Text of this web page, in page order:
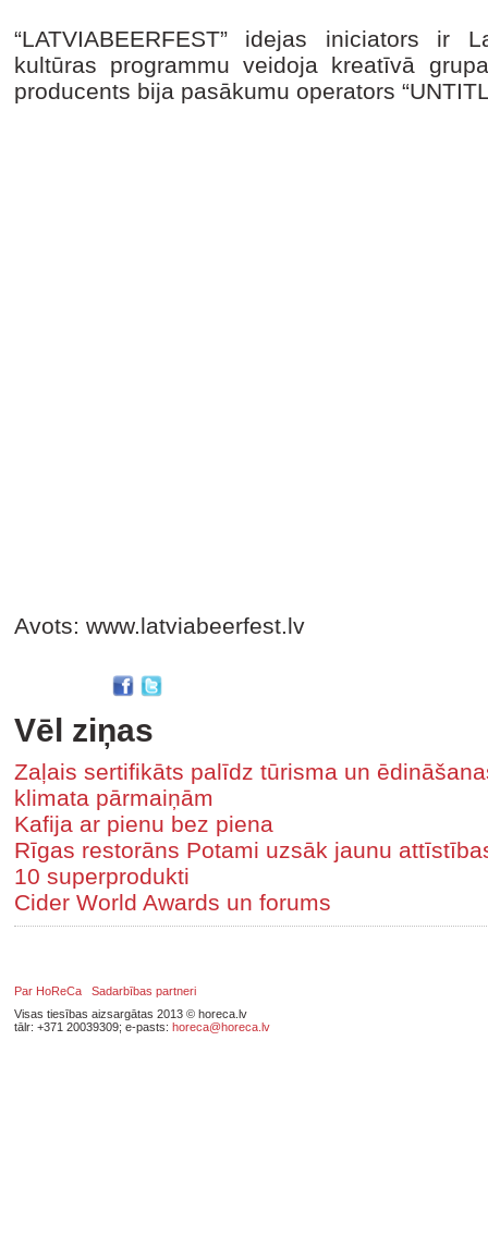
“LATVIABEERFEST” idejas iniciators ir
kultūras programmu veidoja kreatīvā
producents bija pasākumu operators
Avots: www.latviabeerfest.lv
Vēl ziņas
Zaļais sertifikāts palīdz tūrisma un
klimata pārmaiņām
Kafija ar pienu bez piena
Rīgas restorāns Potami uzsāk jaunu
10 superprodukti
Cider World Awards un forums
Par HoReCa
Sadarbības partneri
Visas tiesības aizsargātas 2013 © horeca.lv
tālr: +371 20039309; e-pasts: horeca@horeca.lv